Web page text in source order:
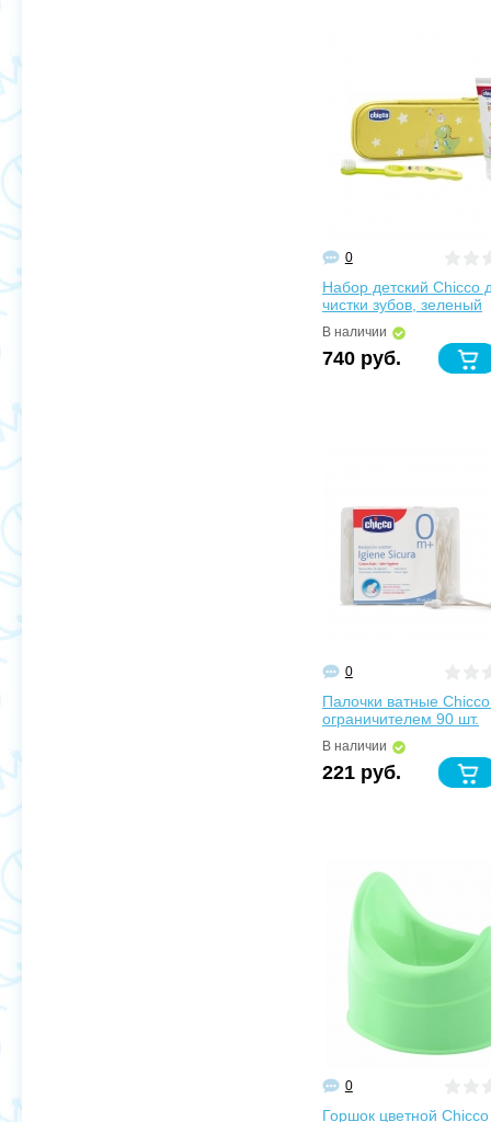
0
Набор детский Chicco
чистки зубов, зеленый
В наличии
740 руб.
0
Палочки ватные
ограничителем 90 шт.
В наличии
221 руб.
0
Горшок цветной Chicco